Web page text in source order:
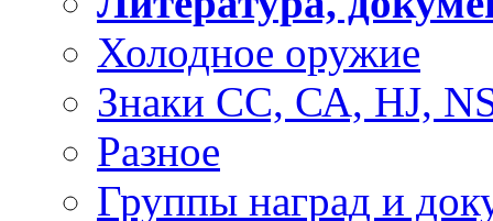
Холодное оружие
Знаки СС, СА, HJ,
Разное
Группы наград и